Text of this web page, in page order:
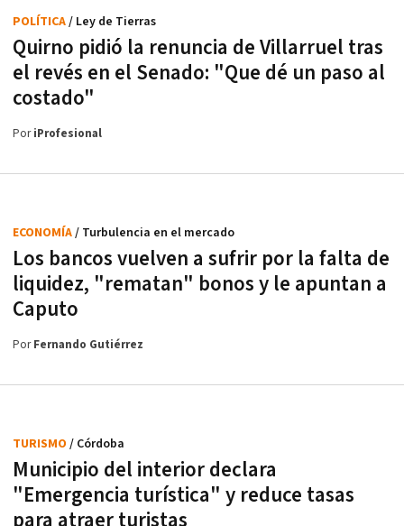
Quirno pidió la renuncia de Villarruel tras
el revés en el Senado: "Que dé un paso al
costado"
POLÍTICA/ Ley de Tierras
PoriProfesional
Los bancos vuelven a sufrir por la falta de
liquidez, "rematan" bonos y le apuntan a
Caputo
ECONOMÍA/ Turbulencia en el mercado
PorFernando Gutiérrez
Municipio del interior declara
"Emergencia turística" y reduce tasas
TURISMO / Córdoba